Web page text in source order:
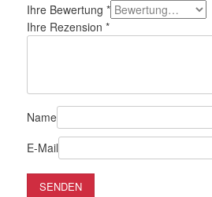
Ihre Bewertung *
Ihre Rezension *
Name
E-Mail